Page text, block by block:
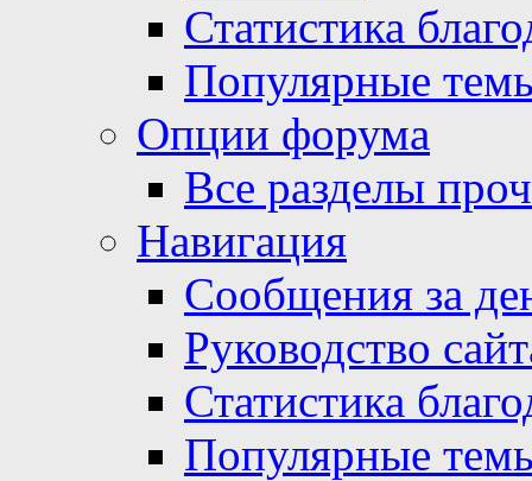
Статистика
Популярные
Опции форума
Все разделы
Навигация
Сообщения за
Руководство
Статистика
Популярные